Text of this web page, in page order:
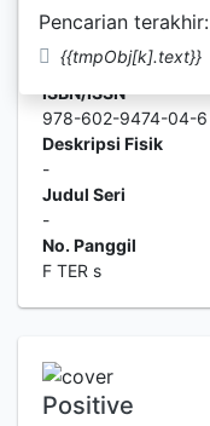
Pencarian terakhir:
{{tmpObj[k].text}}
-
ISBN/ISSN
978-602-9474-04-6
Deskripsi Fisik
-
Judul Seri
-
No. Panggil
F TER s
Positive